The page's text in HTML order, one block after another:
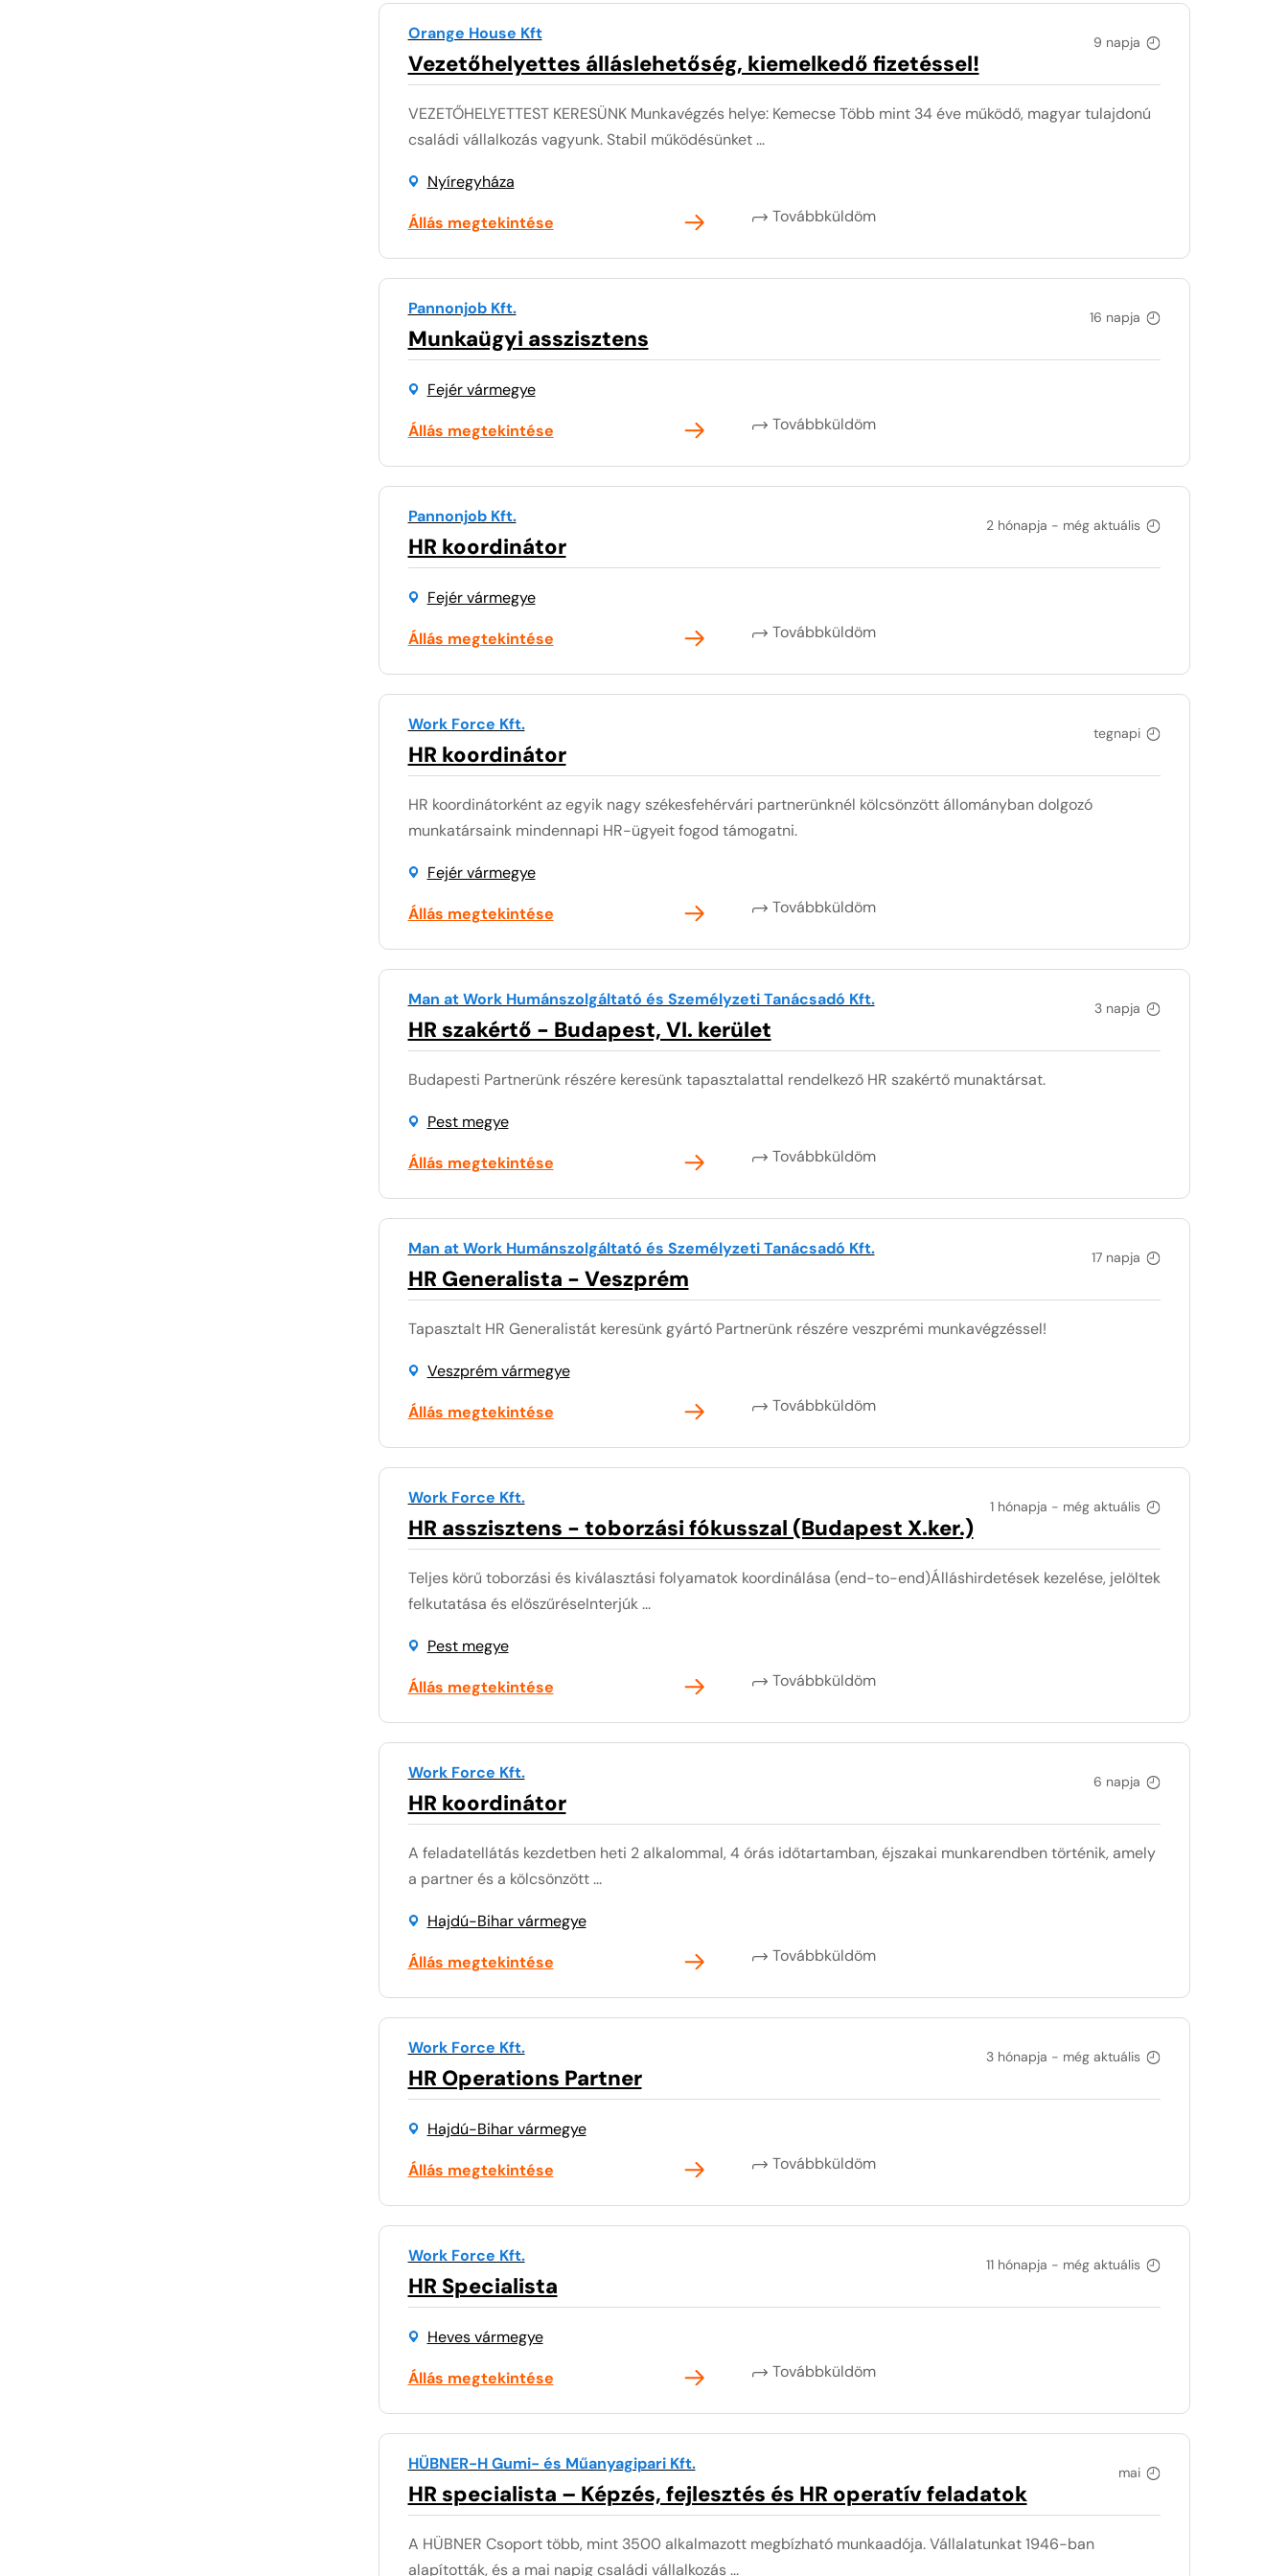
9 napja
Orange House Kft
Vezetőhelyettes álláslehetőség, kiemelkedő fizetéssel!
VEZETŐHELYETTEST KERESÜNK Munkavégzés helye: Kemecse Több mint 34 éve működő, magyar tulajdonú
családi vállalkozás vagyunk. Stabil működésünket ...
Nyíregyháza
Állás megtekintése Továbbküldöm
16 napja
Pannonjob Kft.
Munkaügyi asszisztens
Fejér vármegye
Állás megtekintése Továbbküldöm
2 hónapja - még aktuális
Pannonjob Kft.
HR koordinátor
Fejér vármegye
Állás megtekintése Továbbküldöm
tegnapi
Work Force Kft.
HR koordinátor
HR koordinátorként az egyik nagy székesfehérvári partnerünknél kölcsönzött állományban dolgozó
munkatársaink mindennapi HR-ügyeit fogod támogatni.
Fejér vármegye
Állás megtekintése Továbbküldöm
3 napja
Man at Work Humánszolgáltató és Személyzeti Tanácsadó Kft.
HR szakértő - Budapest, VI. kerület
Budapesti Partnerünk részére keresünk tapasztalattal rendelkező HR szakértő munaktársat.
Pest megye
Állás megtekintése Továbbküldöm
17 napja
Man at Work Humánszolgáltató és Személyzeti Tanácsadó Kft.
HR Generalista - Veszprém
Tapasztalt HR Generalistát keresünk gyártó Partnerünk részére veszprémi munkavégzéssel!
Veszprém vármegye
Állás megtekintése Továbbküldöm
1 hónapja - még aktuális
Work Force Kft.
HR asszisztens - toborzási fókusszal (Budapest X.ker.)
Teljes körű toborzási és kiválasztási folyamatok koordinálása (end-to-end)Álláshirdetések kezelése, jelöltek
felkutatása és előszűréseInterjúk ...
Pest megye
Állás megtekintése Továbbküldöm
6 napja
Work Force Kft.
HR koordinátor
A feladatellátás kezdetben heti 2 alkalommal, 4 órás időtartamban, éjszakai munkarendben történik, amely
a partner és a kölcsönzött ...
Hajdú-Bihar vármegye
Állás megtekintése Továbbküldöm
3 hónapja - még aktuális
Work Force Kft.
HR Operations Partner
Hajdú-Bihar vármegye
Állás megtekintése Továbbküldöm
11 hónapja - még aktuális
Work Force Kft.
HR Specialista
Heves vármegye
Állás megtekintése Továbbküldöm
mai
HÜBNER-H Gumi- és Műanyagipari Kft.
HR specialista – Képzés, fejlesztés és HR operatív feladatok
A HÜBNER Csoport több, mint 3500 alkalmazott megbízható munkaadója. Vállalatunkat 1946-ban
alapították, és a mai napig családi vállalkozás ...